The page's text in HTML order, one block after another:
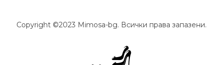
Copyright ©2023 Mimosa-bg. Всички права запазени.